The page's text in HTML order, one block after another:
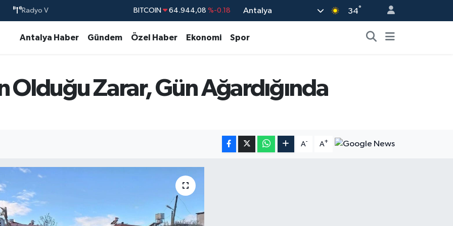
Radyo V BITCOIN 64.944,08 %-0.18
GRAM ALTIN 6660.55 %0.03
%-14
Antalya 34°
Antalya Haber Gündem Özel Haber Ekonomi Spor
Olduğu Zarar, Gün Ağardığında
A- A+